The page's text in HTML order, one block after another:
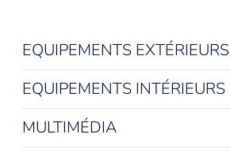
EQUIPEMENTS EXTÉRIEURS
EQUIPEMENTS INTÉRIEURS
MULTIMÉDIA